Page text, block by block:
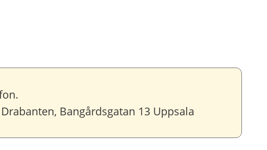
Bangårdsgatan 13 Uppsala